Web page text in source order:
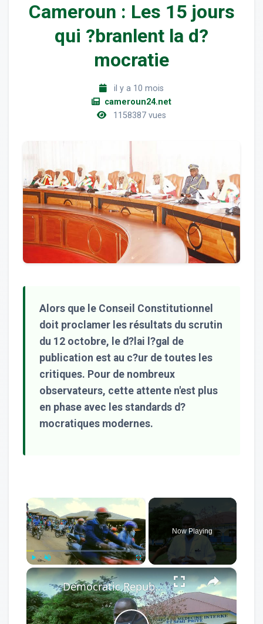
Cameroun : Les 15 jours
qui ?branlent la d?
mocratie
il y a 10 mois
cameroun24.net
1158387 vues
Alors que le Conseil Constitutionnel
doit proclamer les résultats du scrutin
du 12 octobre, le d?lai l?gal de
publication est au c?ur de toutes les
critiques. Pour de nombreux
observateurs, cette attente n'est plus
en phase avec les standards d?
mocratiques modernes.
×
Play Unmute
Now Playing
×
Democratic Republic of the Congo: Latest Ebola outbreak overstretches DRC health system.